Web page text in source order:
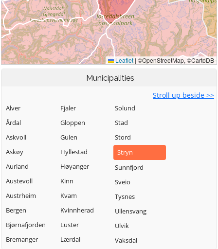
Municipalities
Stroll up beside >>
Alver
Årdal
Askvoll
Askøy
Aurland
Austevoll
Austrheim
Bergen
Bjørnafjorden
Bremanger
Fjaler
Gloppen
Gulen
Hyllestad
Høyanger
Kinn
Kvam
Kvinnherad
Luster
Lærdal
Solund
Stad
Stord
Stryn
Sunnfjord
Sveio
Tysnes
Ullensvang
Ulvik
Vaksdal